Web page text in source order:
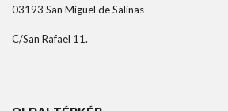
03193 San Miguel de Salinas
C/San Rafael 11.